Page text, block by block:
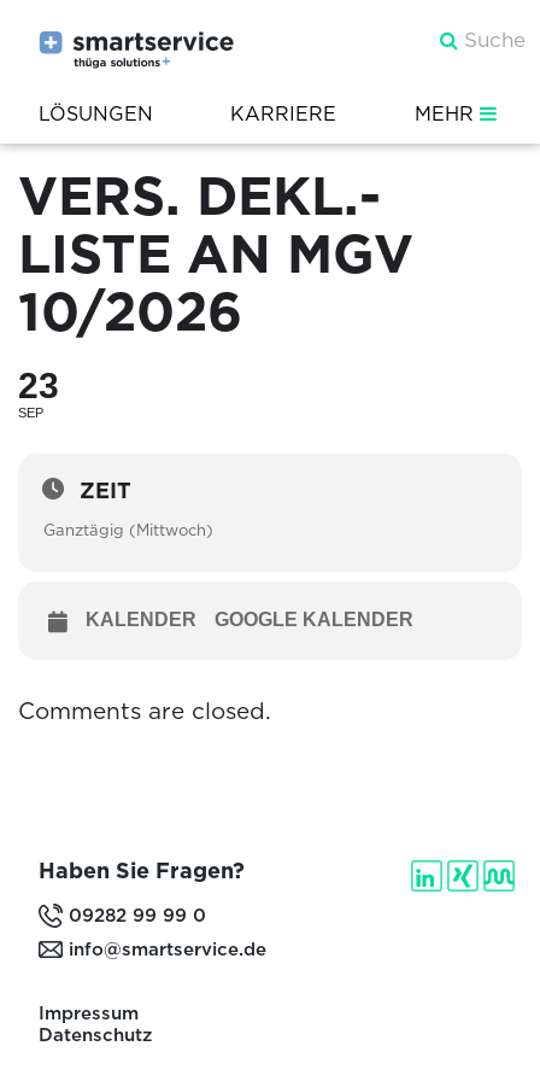
LÖSUNGEN KARRIERE MEHR
VERS. DEKL.-
LISTE AN MGV
10/2026
23
SEP
ZEIT
Ganztägig (Mittwoch)
KALENDER GOOGLE KALENDER
Comments are closed.
Haben Sie Fragen?
09282 99 99 0
info@smartservice.de
Impressum
Datenschutz